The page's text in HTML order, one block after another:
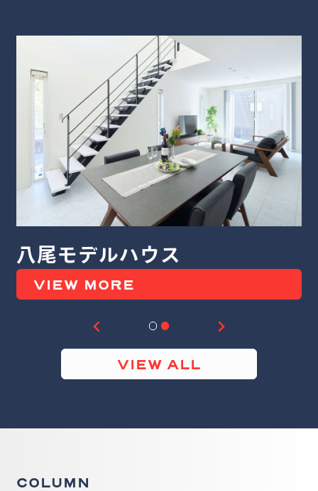
堺モデルハウス
VIEW MORE
VIEW ALL
COLUMN